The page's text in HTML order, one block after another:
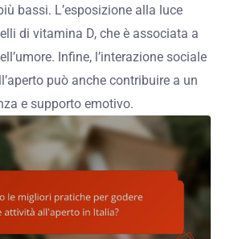
bassi. L’esposizione alla luce
di vitamina D, che è associata a
Infine, l’interazione sociale
può anche contribuire a un
e supporto emotivo.